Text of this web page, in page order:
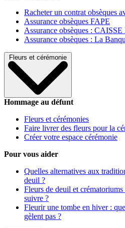
Racheter un contrat obsèques
Assurance obsèques FAPE
Assurance obsèques :
Assurance obsèques : La
Fleurs et cérémonie
Hommage au défunt
Fleurs et cérémonies
Faire livrer des fleurs pour la
Créer votre espace cérémonie
Pour vous aider
Quelles alternatives aux
deuil ?
Fleurs de deuil et crématoriums
suivre ?
Fleurir une tombe en hiver :
gèlent pas ?